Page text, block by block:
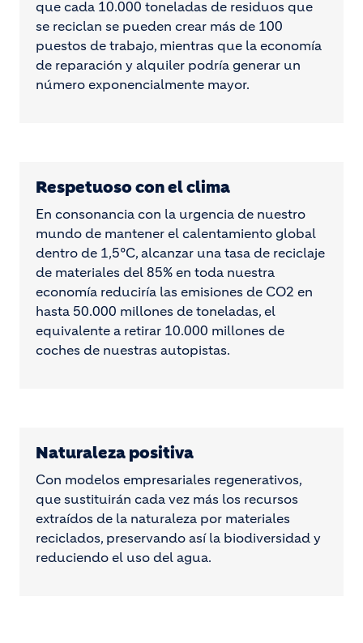
que cada 10.000 toneladas de residuos que
se reciclan se pueden crear más de 100
puestos de trabajo, mientras que la economía
de reparación y alquiler podría generar un
número exponencialmente mayor.
Respetuoso con el clima
En consonancia con la urgencia de nuestro
mundo de mantener el calentamiento global
dentro de 1,5°C, alcanzar una tasa de reciclaje
de materiales del 85% en toda nuestra
economía reduciría las emisiones de CO2 en
hasta 50.000 millones de toneladas, el
equivalente a retirar 10.000 millones de
coches de nuestras autopistas.
Naturaleza positiva
Con modelos empresariales regenerativos,
que sustituirán cada vez más los recursos
extraídos de la naturaleza por materiales
reciclados, preservando así la biodiversidad y
reduciendo el uso del agua.